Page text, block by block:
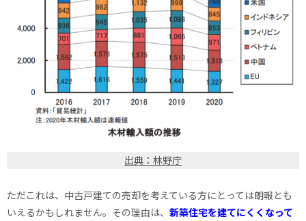
出典：林野庁
ただこれは、中古戸建ての売却を考えている方にとっては朗報とも
いえるかもしれません。その理由は、 新築住宅を建てにくくなって